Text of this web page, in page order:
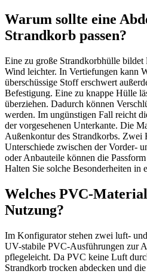
Warum sollte eine
Strandkorb passen?
Eine zu große Strandkorbhülle bildet
Wind leichter. In Vertiefungen kann
überschüssige Stoff erschwert
Befestigung. Eine zu knappe Hülle
überziehen. Dadurch können
werden. Im ungünstigen Fall reicht
der vorgesehenen Unterkante. Die
Außenkontur des Strandkorbs. Zwei
Unterschiede zwischen der Vorder-
oder Anbauteile können die
Halten Sie solche Besonderheiten in
Welches PVC-
Nutzung?
Im Konfigurator stehen zwei luft-
UV-stabile PVC-Ausführungen zur
pflegeleicht. Da PVC keine Luft
Strandkorb trocken abdecken und